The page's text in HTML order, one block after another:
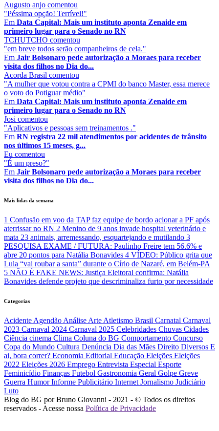
Augusto anjo comentou
"Péssima opção! Terrível!"
Em Data Capital: Mais um instituto aponta Zenaide em
primeiro lugar para o Senado no RN
TCHUTCHO comentou
"em breve todos serão companheiros de cela."
Em Jair Bolsonaro pede autorização a Moraes para receber
visita dos filhos no Dia do...
Acorda Brasil comentou
"A mulher que votou contra a CPMI do banco Master, essa merece
o voto do Potiguar médio"
Em Data Capital: Mais um instituto aponta Zenaide em
primeiro lugar para o Senado no RN
Josi comentou
"Aplicativos e pessoas sem treinamentos ."
Em RN registra 22 mil atendimentos por acidentes de trânsito
nos últimos 15 meses, g...
Eu comentou
"É um preso?"
Em Jair Bolsonaro pede autorização a Moraes para receber
visita dos filhos no Dia do...
Mais lidas da semana
1 Confusão em voo da TAP faz equipe de bordo acionar a PF após
aterrissar no RN 2 Menino de 9 anos invade hospital veterinário e
mata 23 animais, arremessando, esquartejando e mutilando 3
PESQUISA EXAME / FUTURA: Paulinho Freire tem 56.6% e
abre 20 pontos para Natália Bonavides 4 VÍDEO: Público grita que
Lula “vai roubar a santa” durante o Círio de Nazaré, em Belém-PA
5 NÃO É FAKE NEWS: Justiça Eleitoral confirma: Natália
Bonavides defende projeto que descriminaliza furto por necessidade
Categorias
Acidente Agendão Análise Arte Atletismo Brasil Carnatal Carnaval
2023 Carnaval 2024 Carnaval 2025 Celebridades Chuvas Cidades
Ciência cinema Clima Coluna do BG Comportamento Concurso
Copa do Mundo Cultura Denúncia Dia das Mães Direito Diversos E
ai, bora correr? Economia Editorial Educação Eleições Eleições
2022 Eleições 2026 Emprego Entrevista Especial Esporte
Feminicídio Finanças Futebol Gastronomia Geral Golpe Greve
Guerra HumorInforme Publicitário Internet Jornalismo Judiciário
Luto
Blog do BG por Bruno Giovanni - 2021 - © Todos os direitos
reservados - Acesse nossa Política de Privacidade